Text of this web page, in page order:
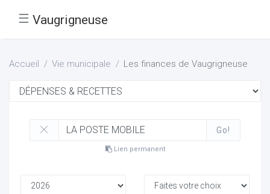
☰ Vaugrigneuse
Accueil Vie municipale Les finances de Vaugrigneuse
Go!
Lien permanent